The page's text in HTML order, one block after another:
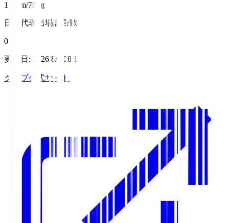
174cm/70kg
日本代表出場試合数
0
更新日 : 2026/8/7 08:11
クラブ公式サイト